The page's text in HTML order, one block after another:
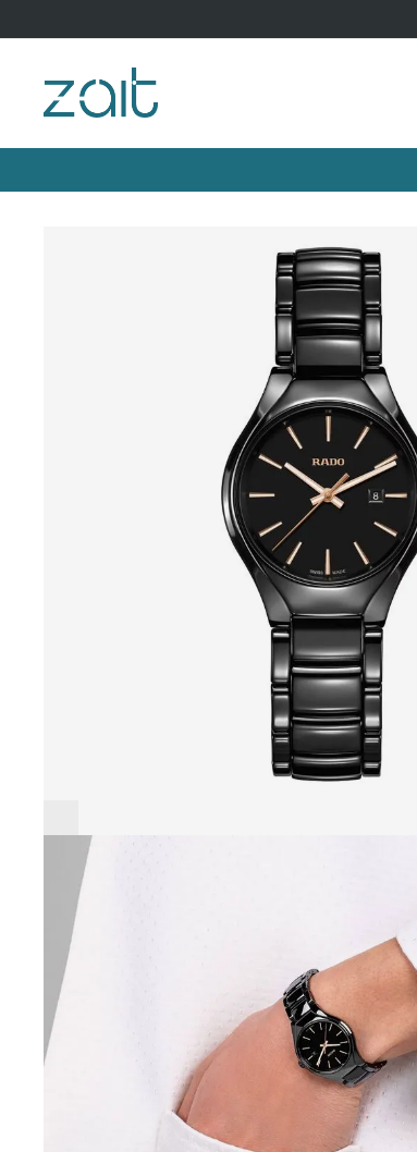
RELOJ RADO TRUE ROUND 30MM